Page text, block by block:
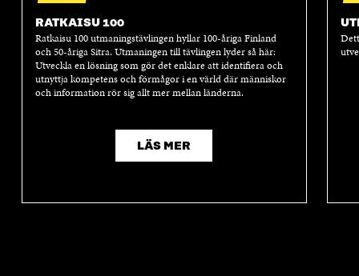
RATKAISU 100
Ratkaisu 100 utmaningstävlingen hyllar 100-åriga Finland
och 50-åriga Sitra. Utmaningen till tävlingen lyder så här:
Utveckla en lösning som gör det enklare att identifiera och
utnyttja kompetens och förmågor i en värld där människor
och information rör sig allt mer mellan länderna.
LÄS MER